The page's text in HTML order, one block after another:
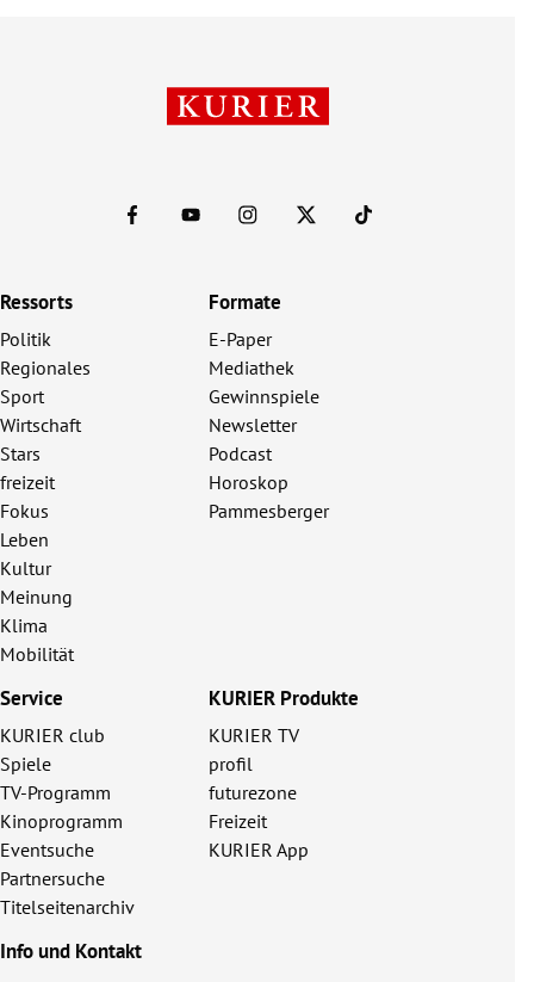
Ressorts
Politik
Regionales
Sport
Wirtschaft
Stars
freizeit
Fokus
Leben
Kultur
Meinung
Klima
Mobilität
Formate
E-Paper
Mediathek
Gewinnspiele
Newsletter
Podcast
Horoskop
Pammesberger
Service
KURIER club
Spiele
TV-Programm
Kinoprogramm
Eventsuche
Partnersuche
Titelseitenarchiv
KURIER Produkte
KURIER TV
profil
futurezone
Freizeit
KURIER App
Info und Kontakt